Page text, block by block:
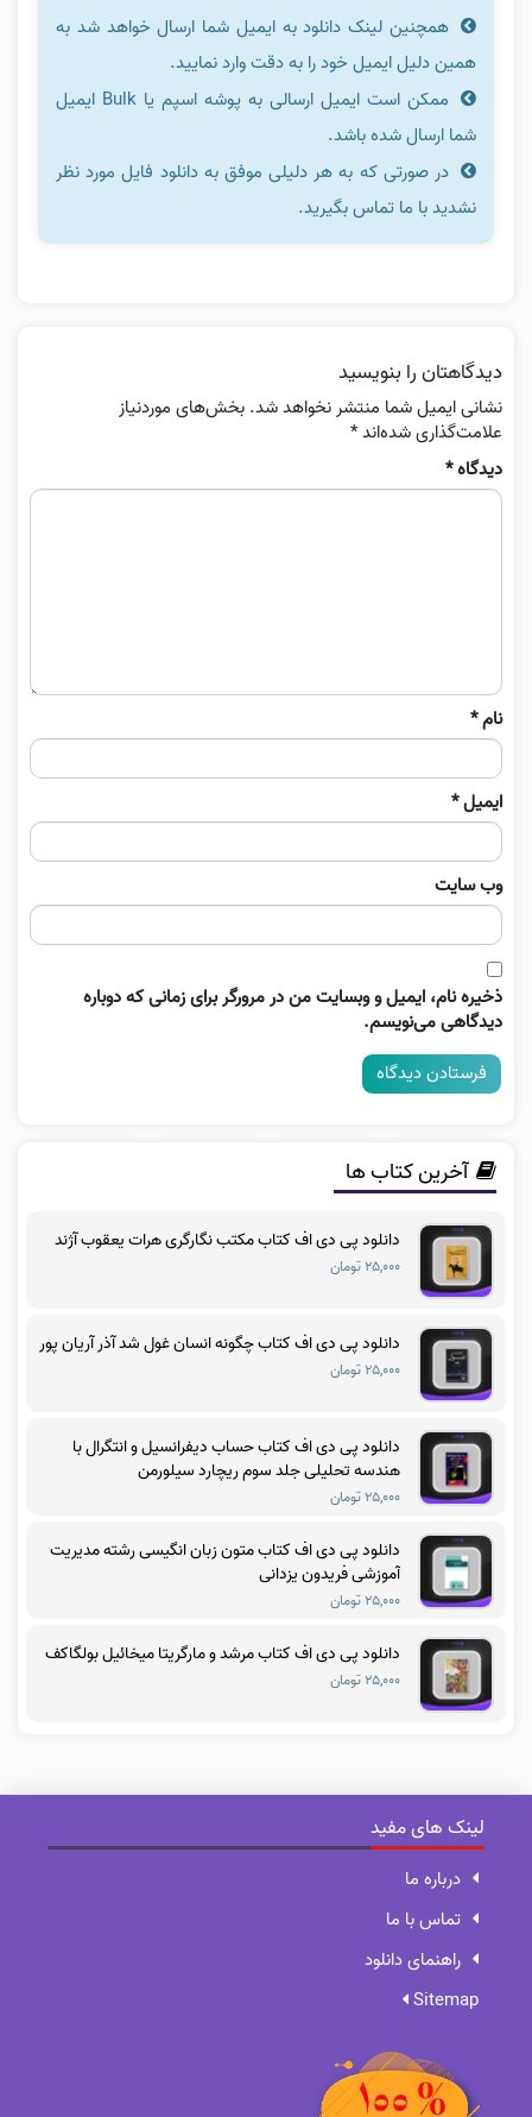
همچنین لینک دانلود به ایمیل شما ارسال خواهد شد به
همین دلیل ایمیل خود را به دقت وارد نمایید.
ممکن است ایمیل ارسالی به پوشه اسپم یا Bulk ایمیل
شما ارسال شده باشد.
در صورتی که به هر دلیلی موفق به دانلود فایل مورد نظر
نشدید با ما تماس بگیرید.
دیدگاهتان را بنویسید
نشانی ایمیل شما منتشر نخواهد شد. بخش‌های موردنیاز
علامت‌گذاری شده‌اند*
دیدگاه*
نام*
ایمیل*
وب‌ سایت
ذخیره نام، ایمیل و وبسایت من در مرورگر برای زمانی که دوباره
دیدگاهی می‌نویسم.
آخرین کتاب ها
دانلود پی دی اف کتاب مکتب نگارگری هرات یعقوب آژند
۲۵,۰۰۰ تومان
دانلود پی دی اف کتاب چگونه انسان غول شد آذر آریان پور
۲۵,۰۰۰ تومان
دانلود پی دی اف کتاب حساب دیفرانسیل و انتگرال با
هندسه تحلیلی جلد سوم ریچارد سیلورمن
۲۵,۰۰۰ تومان
دانلود پی دی اف کتاب متون زبان انگیسی رشته مدیریت
آموزشی فریدون یزدانی
۲۵,۰۰۰ تومان
دانلود پی دی اف کتاب مرشد و مارگریتا میخائیل بولگاکف
۲۵,۰۰۰ تومان
لینک های مفید
درباره ما
تماس با ما
راهنمای دانلود
Sitemap